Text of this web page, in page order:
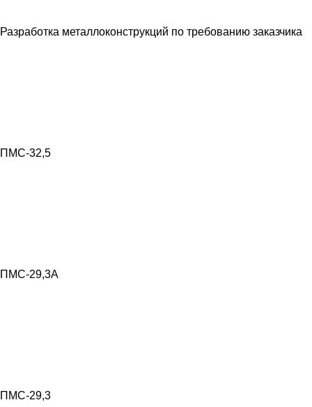
Разработка металлоконструкций по требованию заказчика
ПМС-32,5
ПМС-29,3А
ПМС-29,3